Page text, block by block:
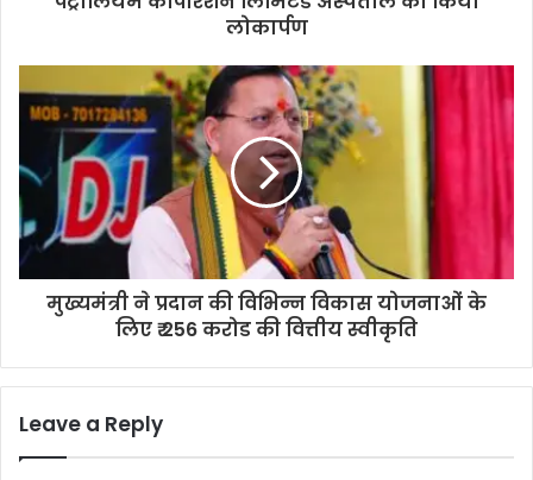
लोकार्पण
मुख्यमंत्री ने प्रदान की विभिन्न विकास योजनाओं के
लिए ₹ 256 करोड की वित्तीय स्वीकृति
Leave a Reply